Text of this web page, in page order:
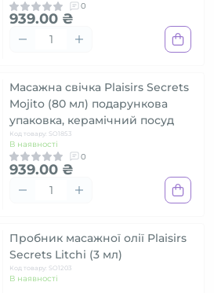
0
939.00 ₴
Масажна свічка Plaisirs Secrets
Mojito (80 мл) подарункова
упаковка, керамічний посуд
Код товару: SO1853
В наявності
0
939.00 ₴
Пробник масажної олії Plaisirs
Secrets Litchi (3 мл)
Код товару: SO1203
В наявності